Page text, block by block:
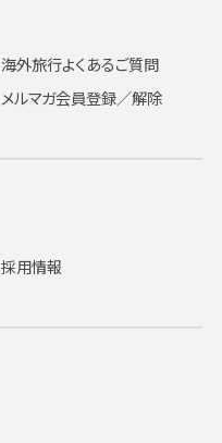
海外旅行よくあるご質問
メルマガ会員登録／解除
採用情報